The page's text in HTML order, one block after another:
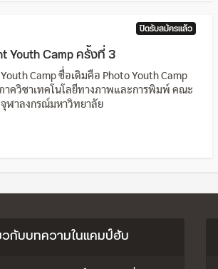
ปิดรับสมัครแล้ว
Youth Camp ครั้งที่ 3
Camp ชื่อเดิมคือ Photo Youth Camp
าควิชาเทคโนโลยีทางภาพและการพิมพ์ คณะ
ฬาลงกรณ์มหาวิทยาลัย
วกับบทความในแคมป์ฮับ